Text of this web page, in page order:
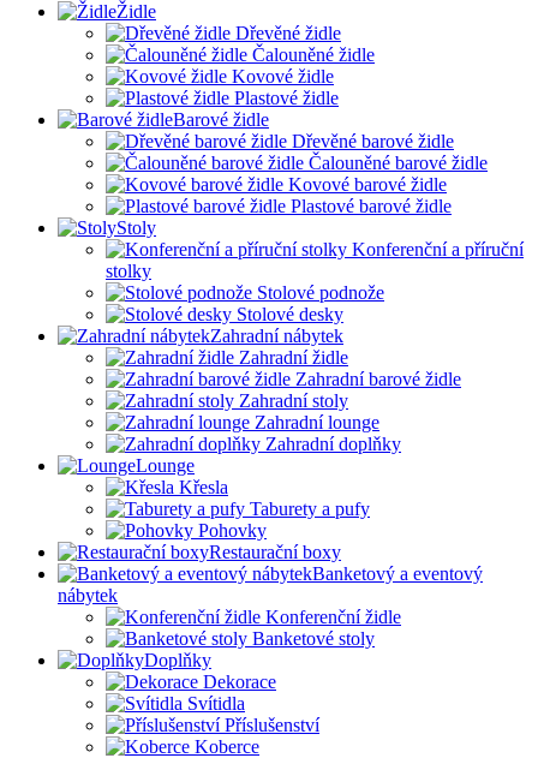
Židle
Dřevěné židle
Čalouněné židle
Kovové židle
Plastové židle
Barové židle
Dřevěné barové židle
Čalouněné barové židle
Kovové barové židle
Plastové barové židle
Stoly
Konferenční a příruční
stolky
Stolové podnože
Stolové desky
Zahradní nábytek
Zahradní židle
Zahradní barové židle
Zahradní stoly
Zahradní lounge
Zahradní doplňky
Lounge
Křesla
Taburety a pufy
Pohovky
Restaurační boxy
Banketový a eventový
nábytek
Konferenční židle
Banketové stoly
Doplňky
Dekorace
Svítidla
Příslušenství
Koberce